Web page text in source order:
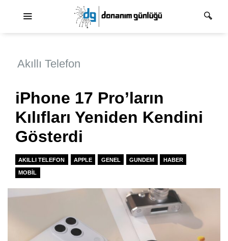
Akıllı Telefon
iPhone 17 Pro’ların
Kılıfları Yeniden Kendini
Gösterdi
AKILLI TELEFON APPLE GENEL GUNDEM HABER
MOBIL